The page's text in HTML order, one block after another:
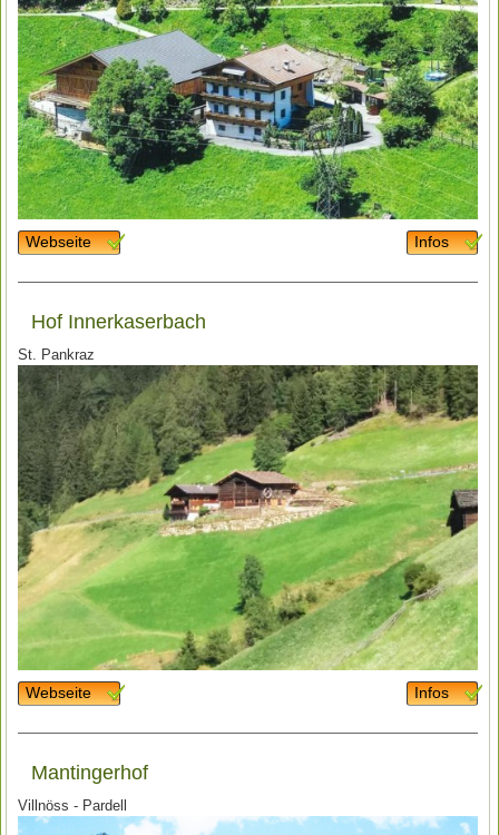
Webseite Infos
Hof Innerkaserbach
St. Pankraz
Webseite Infos
Mantingerhof
Villnöss - Pardell